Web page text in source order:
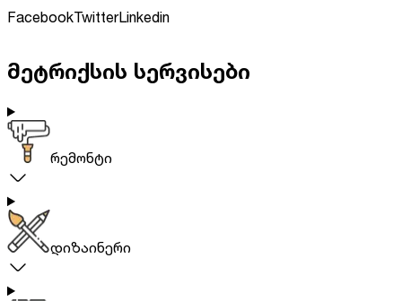
FacebookTwitterLinkedin
მეტრიქსის სერვისები
რემონტი
დიზაინერი